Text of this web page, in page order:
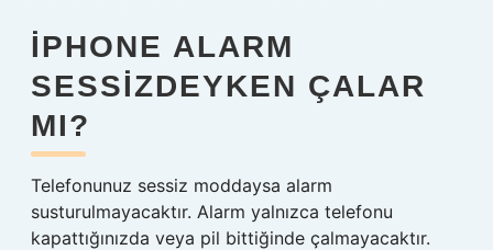
IPHONE ALARM
SESSIZDEYKEN ÇALAR
MI?
Telefonunuz sessiz moddaysa alarm
susturulmayacaktır. Alarm yalnızca telefonu
kapattığınızda veya pil bittiğinde çalmayacaktır.